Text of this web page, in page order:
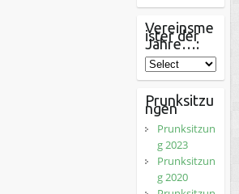
Vereinsme
ister der
Jahre…:
Prunksitzu
ngen
Prunksitzun
g 2023
Prunksitzun
g 2020